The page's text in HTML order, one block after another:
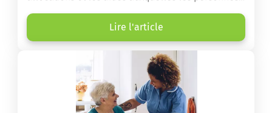
âgées ont droit pour financer un séjour en maison
de retraite ou un maintien à domicile.
Lire l'article